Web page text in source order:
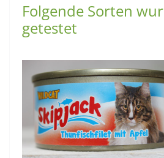
Folgende Sorten
getestet